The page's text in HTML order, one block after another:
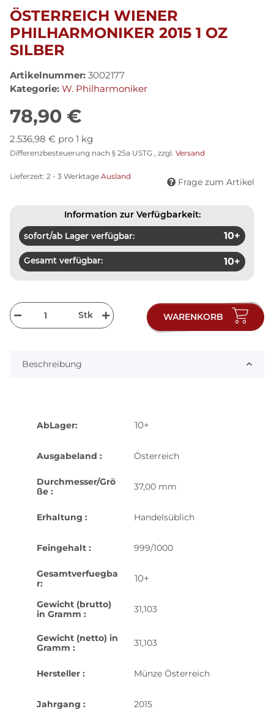
ÖSTERREICH WIENER
PHILHARMONIKER 2015 1 OZ
SILBER
Artikelnummer: 3002177
Kategorie: W. Philharmoniker
78,90 €
2.536,98 € pro 1 kg
Differenzbesteuerung nach § 25a USTG , zzgl. Versand
Lieferzeit: 2 - 3 Werktage Ausland
Frage zum Artikel
Information zur Verfügbarkeit:
sofort/ab Lager verfügbar: 10+
Gesamt verfügbar: 10+
Stk WARENKORB
Beschreibung
AbLager: 10+
Ausgabeland : Österreich
Durchmesser/Grö
ße :
37,00 mm
Erhaltung : Handelsüblich
Feingehalt : 999/1000
Gesamtverfuegba
r:
10+
Gewicht (brutto)
in Gramm :
31,103
Gewicht (netto) in
Gramm :
31,103
Hersteller : Münze Österreich
Jahrgang : 2015